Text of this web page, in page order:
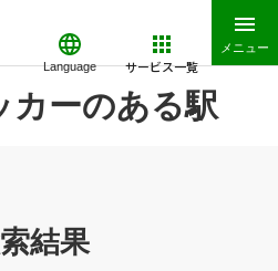
Language サービス一覧
メニュー
カーのある駅
結果